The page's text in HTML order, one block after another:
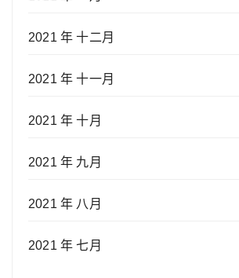
2021 年 十二月
2021 年 十一月
2021 年 十月
2021 年 九月
2021 年 八月
2021 年 七月